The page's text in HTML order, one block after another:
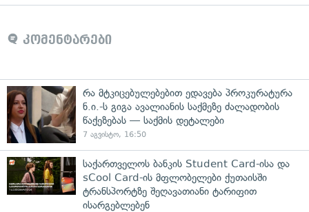
კომენტარები
რა მტკიცებულებებით ედავება პროკურატურა
ნ.ი.-ს გიგა ავალიანის საქმეზე ძალადობის
წაქეზებას — საქმის დეტალები
7 აგვისტო, 16:50
საქართველოს ბანკის Student Card-ისა და
sCool Card-ის მფლობელები ქუთაისში
ტრანსპორტზე შეღავათიანი ტარიფით
ისარგებლებენ